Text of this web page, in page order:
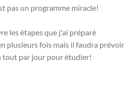
pas un programme miracle!
les étapes que j'ai préparé
plusieurs fois mais il faudra prévoir
tout par jour pour étudier!